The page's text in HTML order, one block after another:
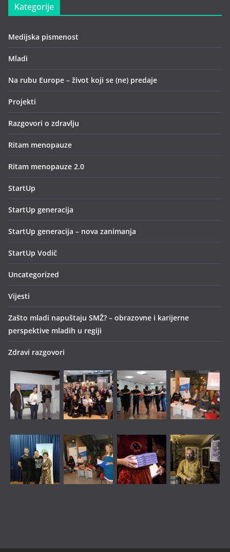
Kategorije
Medijska pismenost
Mladi
Na rubu Europe – život koji se (ne) predaje
Projekti
Razgovori o zdravlju
Ritam menopauze
Ritam menopauze 2.0
StartUp
StartUp generacija
StartUp generacija – nova zanimanja
StartUp Vodič
Uncategorized
Vijesti
Zašto mladi napuštaju SMŽ? – obrazovne i karijerne
perspektive mladih u regiji
Zdravi razgovori